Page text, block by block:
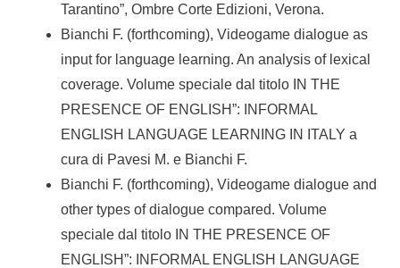
Tarantino”, Ombre Corte Edizioni, Verona.
Bianchi F. (forthcoming), Videogame dialogue as
input for language learning. An analysis of lexical
coverage. Volume speciale dal titolo IN THE
PRESENCE OF ENGLISH”: INFORMAL
ENGLISH LANGUAGE LEARNING IN ITALY a
cura di Pavesi M. e Bianchi F.
Bianchi F. (forthcoming), Videogame dialogue and
other types of dialogue compared. Volume
speciale dal titolo IN THE PRESENCE OF
ENGLISH”: INFORMAL ENGLISH LANGUAGE